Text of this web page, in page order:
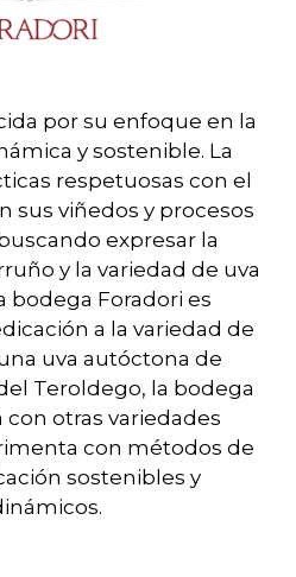
por su enfoque en la
y sostenible. La
respetuosas con el
sus viñedos y procesos
expresar la
y la variedad de uva
bodega Foradori es
a la variedad de
uva autóctona de
Teroldego, la bodega
otras variedades
con métodos de
sostenibles y